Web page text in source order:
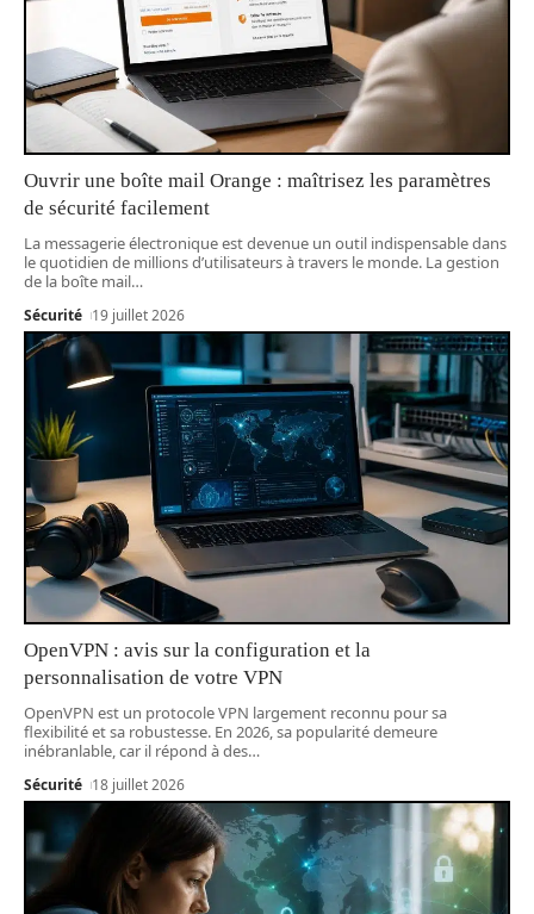
Ouvrir une boîte mail Orange : maîtrisez les paramètres
de sécurité facilement
La messagerie électronique est devenue un outil indispensable dans
le quotidien de millions d’utilisateurs à travers le monde. La gestion
de la boîte mail…
Sécurité 19 juillet 2026
OpenVPN : avis sur la configuration et la
personnalisation de votre VPN
OpenVPN est un protocole VPN largement reconnu pour sa
flexibilité et sa robustesse. En 2026, sa popularité demeure
inébranlable, car il répond à des…
Sécurité 18 juillet 2026